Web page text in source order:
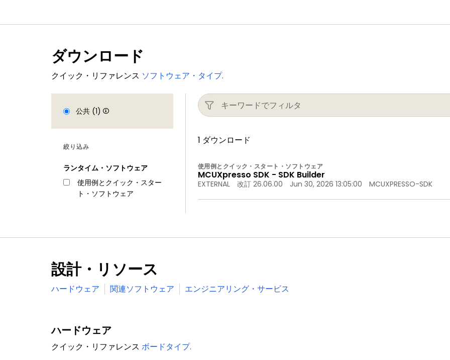
ダウンロード
クイック・リファレンス ソフトウェア・タイプ.
公共 (1)
絞り込み
ランタイム・ソフトウェア
使用例とクイック・スター
ト・ソフトウェア
1 ダウンロード
使用例とクイック・スタート・ソフトウェア
MCUXpresso SDK - SDK Builder
EXTERNAL 改訂 26.06.00 Jun 30, 2026 13:05:00 MCUXPRESSO-SDK
設計・リソース
ハードウェア 関連ソフトウェア エンジニアリング・サービス
ハードウェア
クイック・リファレンス ボードタイプ.